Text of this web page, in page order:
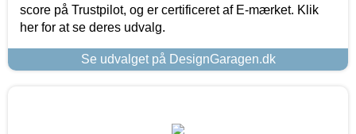
score på Trustpilot, og er certificeret af E-mærket. Klik
her for at se deres udvalg.
Se udvalget på DesignGaragen.dk